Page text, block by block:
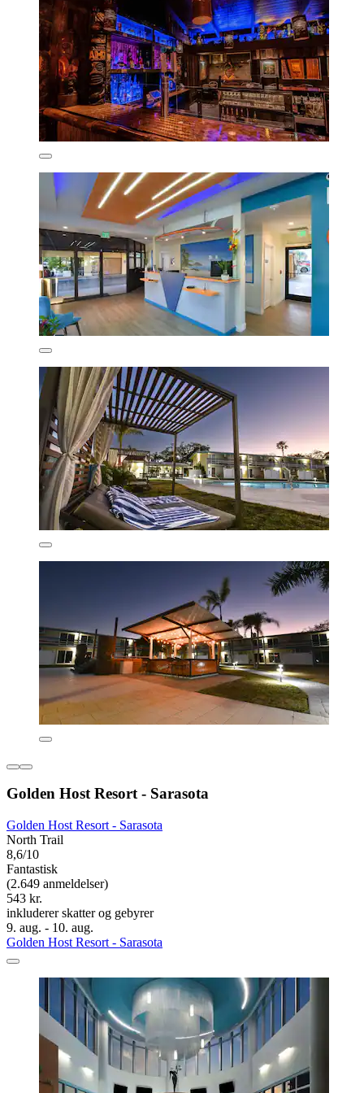
Golden Host Resort - Sarasota
Golden Host Resort - Sarasota
North Trail
8,6/10
Fantastisk
(2.649 anmeldelser)
543 kr.
inkluderer skatter og gebyrer
9. aug. - 10. aug.
Golden Host Resort - Sarasota